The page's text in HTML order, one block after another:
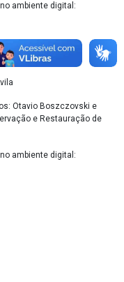
ambiente digital:
Otavio Boszczovski e
e Restauração de
ambiente digital: